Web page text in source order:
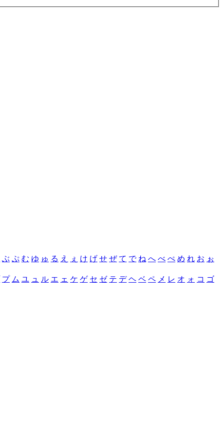
ぶ ぷ む ゆ ゅ る え ぇ け げ せ ぜ て で ね へ べ ぺ め れ お ぉ
プ ム ユ ュ ル エ ェ ケ ゲ セ ゼ テ デ ヘ ベ ペ メ レ オ ォ コ ゴ